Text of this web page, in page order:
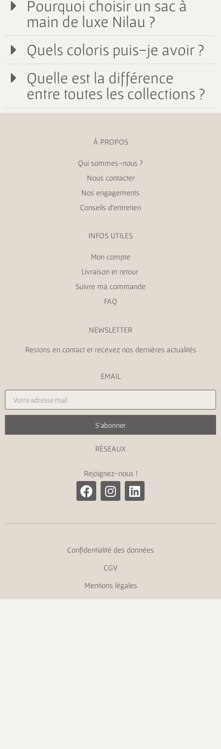
Pourquoi choisir un sac à
main de luxe Nilau ?
Quels coloris puis-je avoir ?
Quelle est la différence
entre toutes les collections ?
À PROPOS
Qui sommes-nous ?
Nous contacter
Nos engagements
Conseils d’entretien
INFOS UTILES
Mon compte
Livraison et retour
Suivre ma commande
FAQ
NEWSLETTER
Restons en contact et recevez nos dernières actualités
EMAIL
S'abonner
RÉSEAUX
Rejoignez-nous !
Confidentialité des données
CGV
Mentions légales